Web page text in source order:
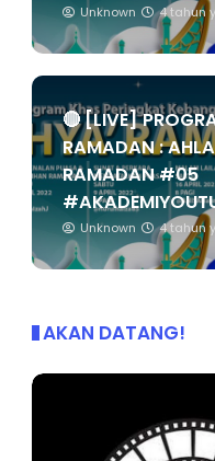
Unknown 4 tahun
🔴 [LIVE]
RAMADAN :
RAMADAN #05
Unknown 4 tahun
AKAN DATANG!